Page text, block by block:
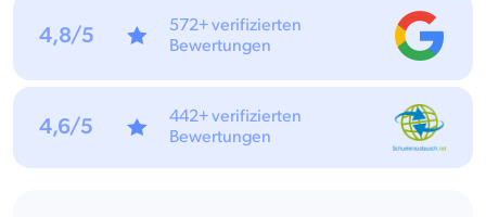
4,8/5
572+ verifizierten
Bewertungen
4,6/5
442+ verifizierten
Bewertungen